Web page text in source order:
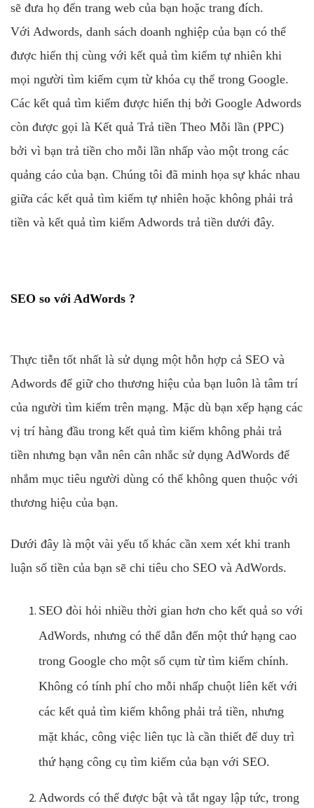
sẽ đưa họ đến trang web của bạn hoặc trang đích.
Với Adwords, danh sách doanh nghiệp của bạn có thể
được hiển thị cùng với kết quả tìm kiếm tự nhiên khi
mọi người tìm kiếm cụm từ khóa cụ thể trong Google.
Các kết quả tìm kiếm được hiển thị bởi Google Adwords
còn được gọi là Kết quả Trả tiền Theo Mỗi lần (PPC)
bởi vì bạn trả tiền cho mỗi lần nhấp vào một trong các
quảng cáo của bạn. Chúng tôi đã minh họa sự khác nhau
giữa các kết quả tìm kiếm tự nhiên hoặc không phải trả
tiền và kết quả tìm kiếm Adwords trả tiền dưới đây.
SEO so với AdWords ?
Thực tiễn tốt nhất là sử dụng một hỗn hợp cả SEO và
Adwords để giữ cho thương hiệu của bạn luôn là tâm trí
của người tìm kiếm trên mạng. Mặc dù bạn xếp hạng các
vị trí hàng đầu trong kết quả tìm kiếm không phải trả
tiền nhưng bạn vẫn nên cân nhắc sử dụng AdWords để
nhắm mục tiêu người dùng có thể không quen thuộc với
thương hiệu của bạn.
Dưới đây là một vài yếu tố khác cần xem xét khi tranh
luận số tiền của bạn sẽ chi tiêu cho SEO và AdWords.
SEO đòi hỏi nhiều thời gian hơn cho kết quả so với
AdWords, nhưng có thể dẫn đến một thứ hạng cao
trong Google cho một số cụm từ tìm kiếm chính.
Không có tính phí cho mỗi nhấp chuột liên kết với
các kết quả tìm kiếm không phải trả tiền, nhưng
mặt khác, công việc liên tục là cần thiết để duy trì
thứ hạng công cụ tìm kiếm của bạn với SEO.
Adwords có thể được bật và tắt ngay lập tức, trong